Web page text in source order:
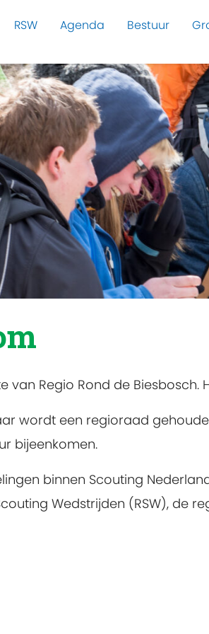
RSW Agenda Bestuur
van Regio Rond de
wordt een regioraad
bijeenkomen.
binnen Scouting
Wedstrijden (RSW), de